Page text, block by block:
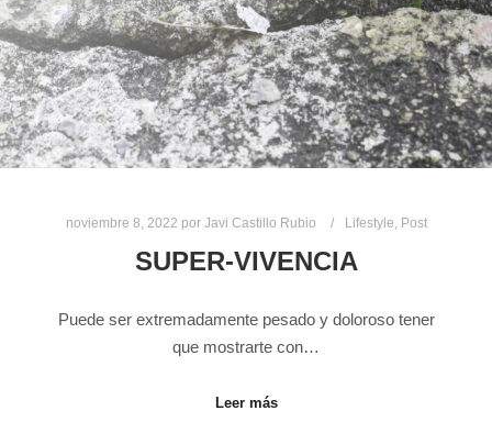
noviembre 8, 2022 por Javi Castillo Rubio Lifestyle Post
SUPER-VIVENCIA
Puede ser extremadamente pesado y doloroso tener
que mostrarte con…
Leer más